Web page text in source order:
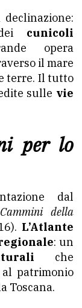
cunicoli
opera
il mare
terre. Il tutto
sulle vie
per lo
dal
della
L’Atlante
: un
che
patrimonio
Toscana.